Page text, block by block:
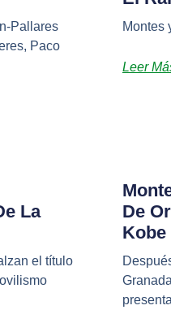
Pallares
Paco
Montes
Leer
La
el título
De
Kobe